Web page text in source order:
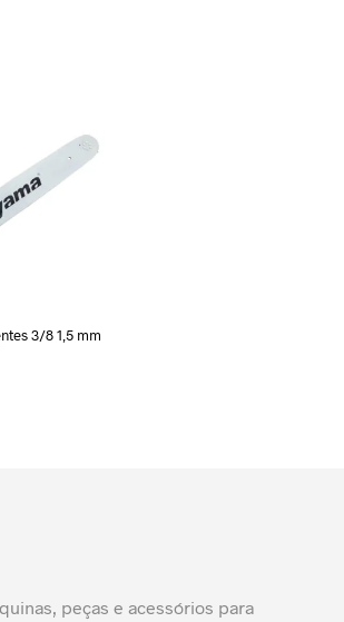
3/8 1,5 mm
peças e acessórios para